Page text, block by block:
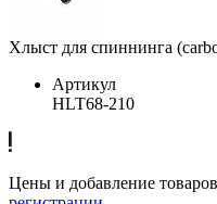
Хлыст для спиннинга
Артикул
HLT68-210
Цены и добавление